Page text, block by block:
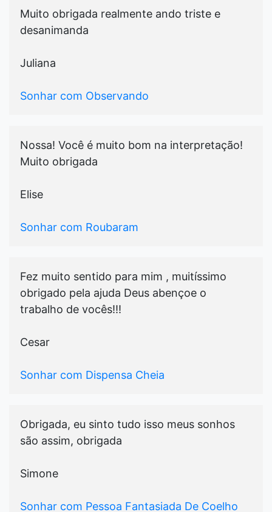
Muito obrigada realmente ando triste e
desanimanda
Juliana
Sonhar com Observando
Nossa! Você é muito bom na interpretação!
Muito obrigada
Elise
Sonhar com Roubaram
Fez muito sentido para mim , muitíssimo
obrigado pela ajuda Deus abençoe o
trabalho de vocês!!!
Cesar
Sonhar com Dispensa Cheia
Obrigada, eu sinto tudo isso meus sonhos
são assim, obrigada
Simone
Sonhar com Pessoa Fantasiada De Coelho